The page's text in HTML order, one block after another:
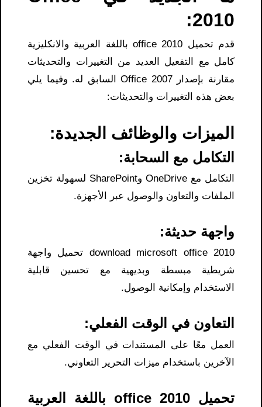
2010:
قدم تحميل office 2010 باللغة العربية والانكليزية
كامل مع التفعيل العديد من التغييرات والتحديثات
مقارنة بإصدار Office 2007 السابق له. وفيما يلي
بعض هذه التغييرات والتحديثات:
الميزات والوظائف الجديدة:
التكامل مع السحابة:
التكامل مع OneDrive وSharePoint لسهولة تخزين
الملفات والتعاون والوصول عبر الأجهزة.
واجهة حديثة:
download microsoft office 2010 تحميل واجهة
شريطية مبسطة وبديهية مع تحسين قابلية
الاستخدام وإمكانية الوصول.
التعاون في الوقت الفعلي:
العمل معًا على المستندات في الوقت الفعلي مع
الآخرين باستخدام ميزات التحرير التعاوني.
تحميل office 2010 باللغة العربية